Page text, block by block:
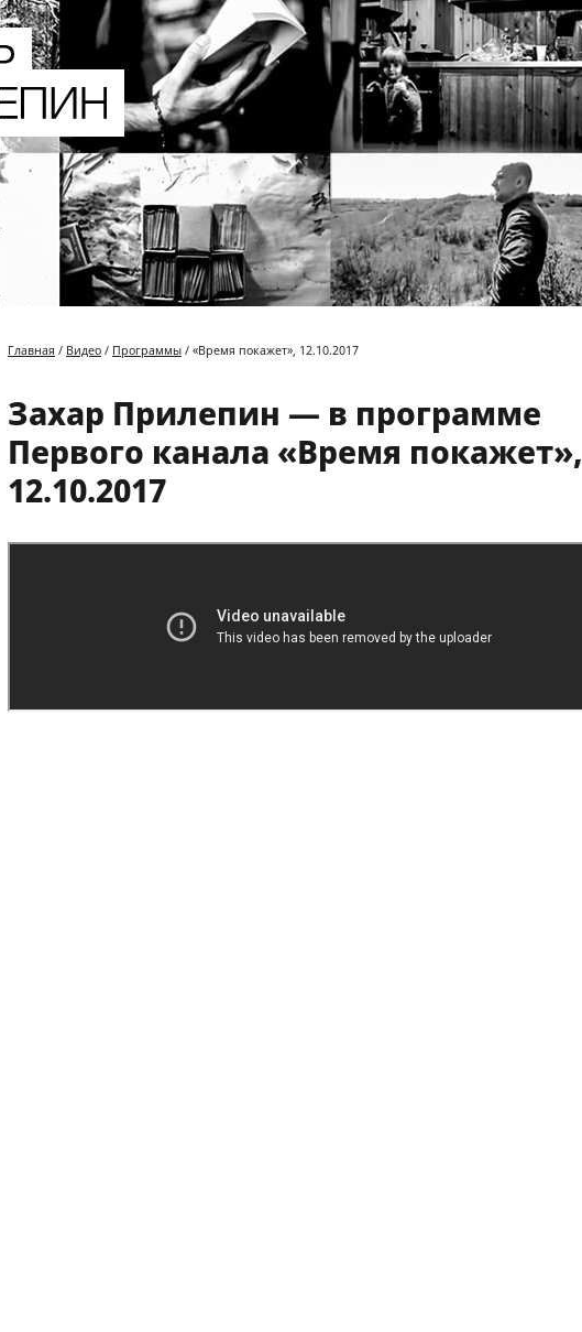
Главная / Видео / Программы / «Время покажет», 12.10.2017
Захар Прилепин — в программе
Первого канала «Время покажет»,
12.10.2017